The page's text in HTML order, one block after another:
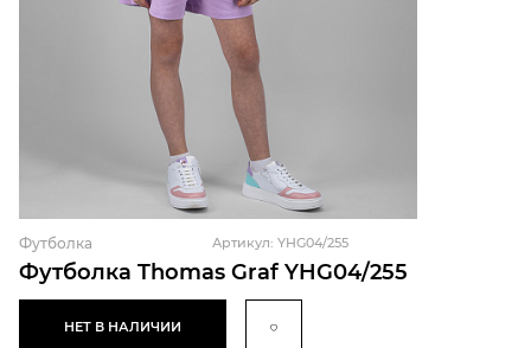
Футболка Thomas Graf YHG04/255
Футболка Артикул: YHG04/255
НЕТ В НАЛИЧИИ